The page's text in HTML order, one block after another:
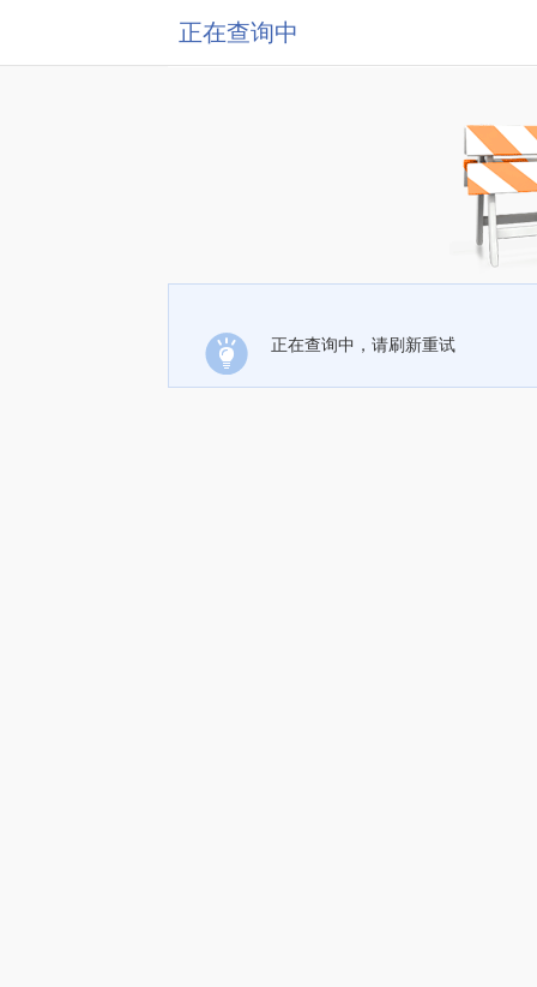
正在查询中
正在查询中，请刷新重试